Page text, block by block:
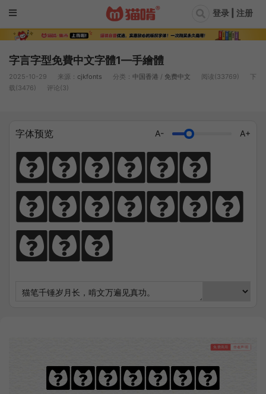
登录 | 注册
字言字型免費中文字體1—手繪體
2025-10-29 来源： cjkfonts 分类： 中国香港 / 免费中文 阅读(33769)
下
载(3476)
评论(3)
字体预览 A- A+
猫笔千锤岁月
长，啃文万遍见
真功。
免费商用 作者声明
字言字型手繪體